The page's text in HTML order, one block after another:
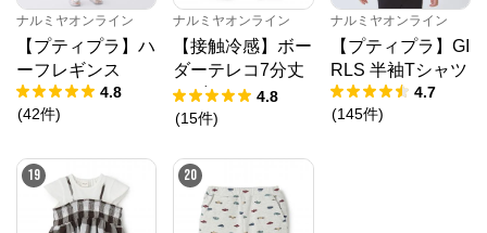
ナルミヤオンライン
【プティプラ】ハ
ーフレギンス
4.8
(42件)
ナルミヤオンライン
【接触冷感】ボー
ダーテレコ7分丈
レギンス
4.8
(15件)
ナルミヤオンライン
【プティプラ】GI
RLS 半袖Tシャツ
4.7
(145件)
19 20